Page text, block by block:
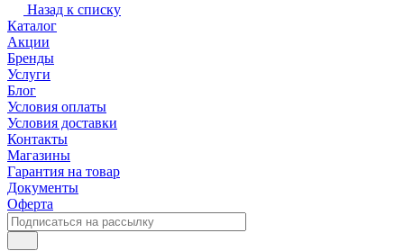
Назад к списку
Каталог
Акции
Бренды
Услуги
Блог
Условия оплаты
Условия доставки
Контакты
Магазины
Гарантия на товар
Документы
Оферта